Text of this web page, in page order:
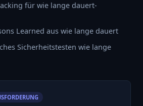
für wie lange dauert-
Learned aus wie lange dauert
Sicherheitstesten wie lange